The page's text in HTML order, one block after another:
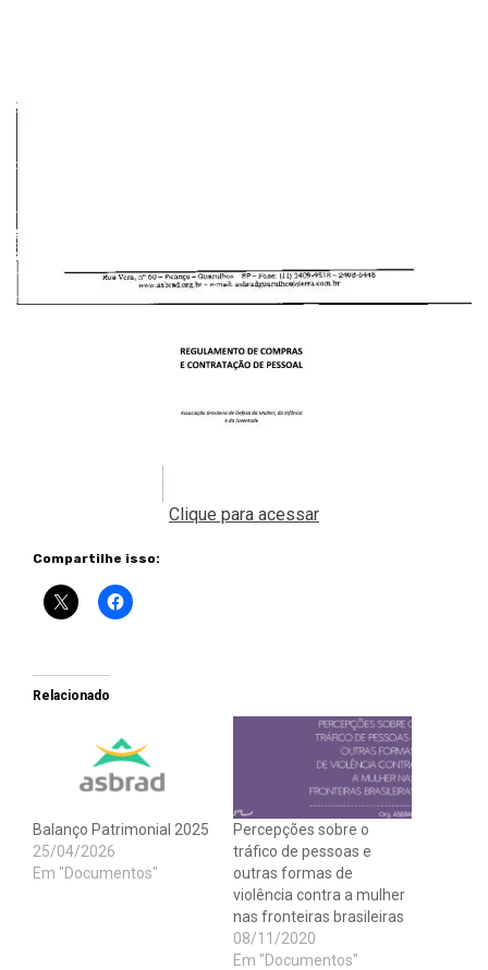
Clique para acessar
Compartilhe isso:
Relacionado
Balanço Patrimonial 2025
25/04/2026
Em "Documentos"
Percepções sobre o
tráfico de pessoas e
outras formas de
violência contra a mulher
nas fronteiras brasileiras
08/11/2020
Em "Documentos"